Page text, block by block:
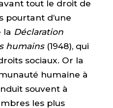
tout le droit de
pourtant d’une
la Déclaration
humains(1948), qui
sociaux. Or la
humaine à
souvent à
les plus